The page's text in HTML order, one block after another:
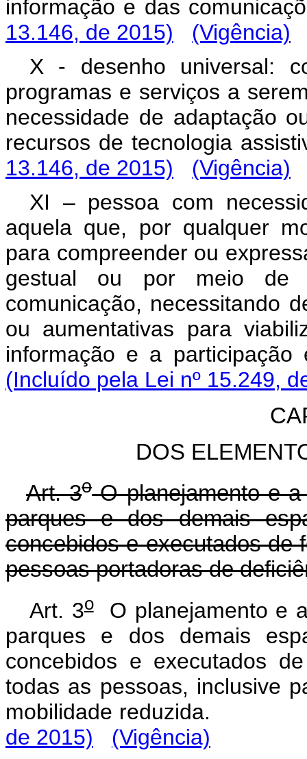
informação e das
13.146, de 2015)
(Vigência)
X - desenho universal:
programas e serviços a
necessidade de adaptação
recursos de
13.146, de 2015)
(Vigência)
XI – pessoa com
aquela que, por qualquer
para compreender ou
gestual ou por meio de
comunicação, necessitando
ou aumentativas para
informação e a
(Incluído pela Lei nº 15.249,
DOS
Art. 3oO planejamento e a
parques e dos demais
concebidos e executados de
pessoas portadoras de
Art. 3oO planejamento e a
parques e dos demais
concebidos e executados
todas as pessoas, inclusive
mobilidade reduzida.
de 2015)
(Vigência)